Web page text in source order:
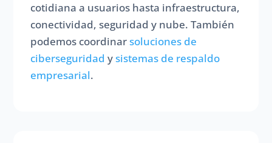
cotidiana a usuarios hasta infraestructura,
conectividad, seguridad y nube. También
podemos coordinarsoluciones de
ciberseguridad ysistemas de respaldo
empresarial.